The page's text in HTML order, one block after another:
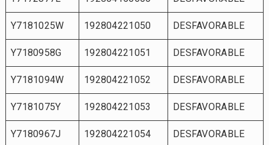
Y7181025W 192804221050 DESFAVORABLE
Y7180958G 192804221051 DESFAVORABLE
Y7181094W 192804221052 DESFAVORABLE
Y7181075Y 192804221053 DESFAVORABLE
Y7180967J 192804221054 DESFAVORABLE